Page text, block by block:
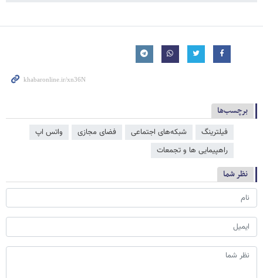
برچسب‌ها
فیلترینگ شبکه‌‌های اجتماعی فضای مجازی
واتس اپ
راهپیمایی ها و تجمعات
نظر شما